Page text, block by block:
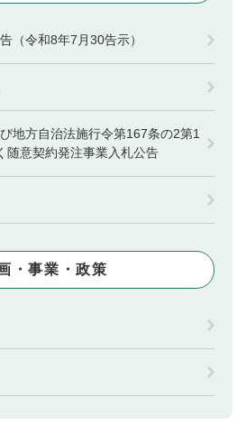
（令和8年7月30告示）
地方自治法施行令第167条の2第1
随意契約発注事業入札公告
・事業・政策